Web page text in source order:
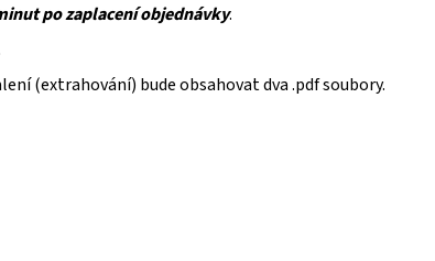
po zaplacení objednávky.
(extrahování) bude obsahovat dva .pdf soubory.